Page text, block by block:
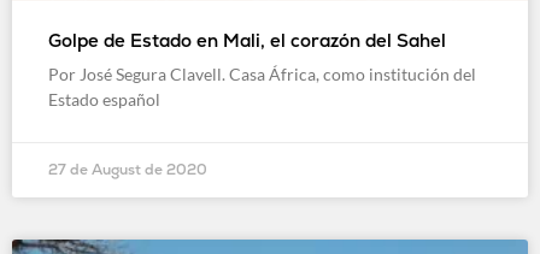
Golpe de Estado en Mali, el corazón del Sahel
Por José Segura Clavell. Casa África, como institución del
Estado español
27 de August de 2020